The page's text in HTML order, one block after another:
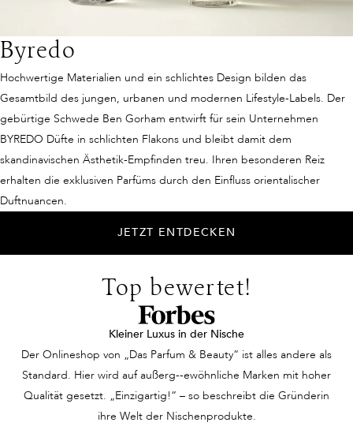
Byredo
Hochwertige Materialien und ein schlichtes Design bilden das
Gesamtbild des jungen, urbanen und modernen Lifestyle-Labels. Der
gebürtige Schwede Ben Gorham entwirft für sein Unternehmen
BYREDO Düfte in schlichten Flakons und bleibt damit dem
skandinavischen Ästhetik-Empfinden treu. Ihren besonderen Reiz
erhalten die exklusiven Parfüms durch den Einfluss orientalischer
Duftnuancen.
JETZT ENTDECKEN
Top bewertet!
Kleiner Luxus in der Nische
Der Onlineshop von „Das Parfum & Beauty“ ist alles andere als
Standard. Hier wird auf außerg--ewöhnliche Marken mit hoher
Qualität gesetzt. „Einzigartig!“ – so beschreibt die Gründerin
ihre Welt der Nischenprodukte.